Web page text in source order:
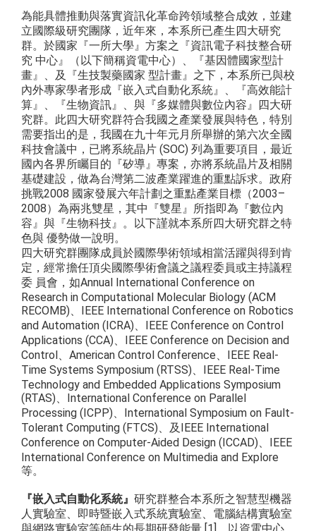
為能具體推動與落實資訊化革命跨領域整合成效，並建
立國際級研究團隊，近年來，本系所已產生四大研究
群。於國家『一所大學』方案之『資訊電子科技整合研
究 中心』（以下簡稱資電中心）、『基因體國家型計
畫』、及『生技製藥國家 型計畫』之下，本系所已與校
內外專家學者形成『嵌入式自動化系統』、『高效能計
算』、『生物資訊』、與『多媒體與數位內容』四大研
究群。此四大研究群符合我國之產業發展與特色，特別
需要指出的是，我國在九十年元月所舉辦的第六次全國
科技會議中，已將系統晶片 (SOC) 列為重要項目，最近
國內各界所矚目的『矽導』專案，亦將系統晶片及相關
基礎建設，做為台灣第二波產業躍進的重點訴求。政府
挑戰2008 國家發展六年計劃之重點產業目標（2003–
2008）為兩兆雙星，其中『雙星』所指即為『數位內
容』與『生物科技』。以下謹就本系所四大研究群之特
色與 優勢做一說明。
四大研究群團隊成員於國際學術領域相當活躍與得到肯
定，經常擔任頂尖國際學術會議之議程委員或主持議程
委 員會，如Annual International Conference on
Research in Computational Molecular Biology (ACM
RECOMB)、IEEE International Conference on Robotics
and Automation (ICRA)、IEEE Conference on Control
Applications (CCA)、IEEE Conference on Decision and
Control、American Control Conference、IEEE Real-
Time Systems Symposium (RTSS)、IEEE Real-Time
Technology and Embedded Applications Symposium
(RTAS)、International Conference on Parallel
Processing (ICPP)、International Symposium on Fault-
Tolerant Computing (FTCS)、及IEEE International
Conference on Computer-Aided Design (ICCAD)、IEEE
International Conference on Multimedia and Explore
等。
『嵌入式自動化系統』 研究群整合本系所之智慧型機器
人實驗室、即時暨嵌入式系統實驗室、電腦結構實驗室